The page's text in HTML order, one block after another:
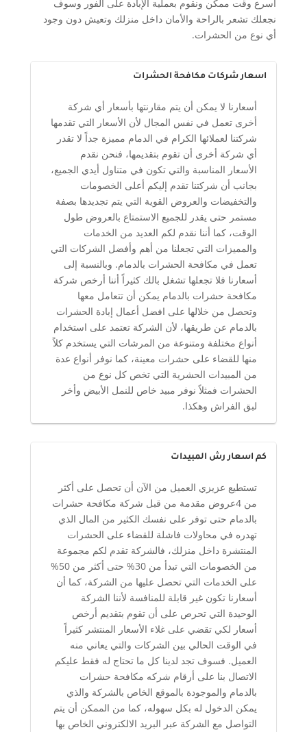
أسرع وقت ممكن ونقوم بعملية الإبادة على الفور وسوف
نجعلك تشعر بالراحة والأمان داخل منزلك وتعيش دون وجود
أي نوع من الحشرات.
اسعار شركات مكافحة الحشرات
أسعارنا لا يمكن أن يتم مقارنتها بأسعار أي شركة
أخرى تعمل في نفس المجال لأن الأسعار التي تقدمها
شركتنا لعملائها الكرام في الدمام مميزة جداً لا تقدر
أي شركة أخرى أن تقوم بتقديمها، فنحن نقدم
الأسعار المناسبة والتي تكون في متناول أيدي الجميع،
بجانب أن شركتنا تقدم إليكم أعلى الخصومات
والتخفيضات والعروض القوية التي يتم تجديدها بصفة
مستمر حتى يقدر للجميع الاستمتاع بالعروض طول
الوقت، كما أننا نقدم لكم العديد من الخدمات
والمميزات التي تجعلنا من أهم وأفضل الشركات التي
تعمل في مكافحة الحشرات بالدمام. وبالنسبة إلى
أسعارنا فلا تجعلها تشغل بالك كثيراً أننا أرخص شركة
مكافحة حشرات بالدمام يمكن أن تتعامل معها
وتحصل من خلالها على افضل أعمال إبادة الحشرات
بالدمام عن طريقها، لأن الشركة تعتمد على استخدام
أنواع مختلفة ومتنوعة من المرشات التي يستخدم كلاً
منها للقضاء على حشرات معينة، كما نوفر أنواع عدة
من المبيدات الحشرية التي تخص كل نوع من
الحشرات فمثلاً نوفر مبيد خاص للنمل الأبيض وأخر
لبق الفراش وهكذا.
كم اسعار رش المبيدات
تستطيع عزيزي العميل من الآن أن تحصل على أكثر
من 4عروض مقدمة من قبل شركة مكافحة حشرات
بالدمام حتى توفر على نفسك الكثير من المال الذي
تهدره في محاولات فاشلة للقضاء على الحشرات
المنتشرة داخل منزلك، فالشركة تقدم لكم مجموعة
من الخصومات التي تبدأ من 30% حتى أكثر من 50%
على الخدمات التي تحصل عليها من الشركة، كما أن
أسعارنا تكون غير قابلة للمنافسة لأننا الشركة
الوحيدة التي تحرص على أن تقوم بتقديم أرخص
أسعار لكي تقضي على غلاء الأسعار المنتشر كثيراً
في الوقت الحالي بين الشركات والتي يعاني منه
العميل. فسوف تجد لدينا كل ما تحتاج له فقط عليكم
الاتصال بنا على أرقام شركه مكافحة حشرات
بالدمام والموجودة بالموقع الخاص بالشركة والذي
يمكن الدخول له بكل سهوله، كما من الممكن أن يتم
التواصل مع الشركة عبر البريد الالكتروني الخاص بها